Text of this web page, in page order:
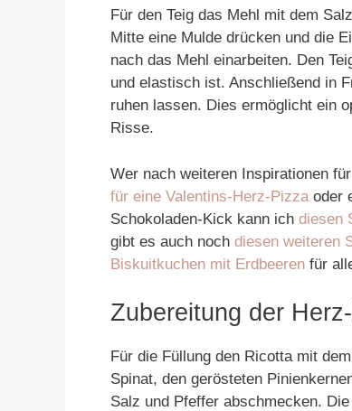
Für den Teig das Mehl mit dem
Mitte eine Mulde drücken und die
nach das Mehl einarbeiten. Den
und elastisch ist. Anschließend in
ruhen lassen. Dies ermöglicht ein
Risse.
Wer nach weiteren Inspirationen
für eine Valentins-Herz-Pizza oder
Schokoladen-Kick kann ich diesen
gibt es auch noch diesen weiteren
Biskuitkuchen mit Erdbeeren für
Zubereitung der
Für die Füllung den Ricotta mit
Spinat, den gerösteten
Salz und Pfeffer abschmecken.